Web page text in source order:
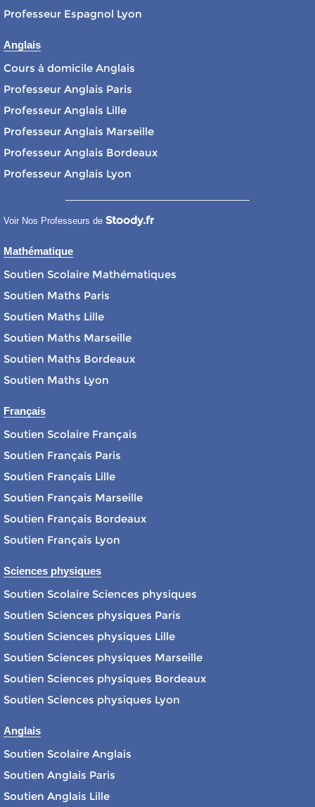
Professeur Espagnol Lyon
Anglais
Cours à domicile Anglais
Professeur Anglais Paris
Professeur Anglais Lille
Professeur Anglais Marseille
Professeur Anglais Bordeaux
Professeur Anglais Lyon
Voir Nos Professeurs de Stoody.fr
Mathématique
Soutien Scolaire Mathématiques
Soutien Maths Paris
Soutien Maths Lille
Soutien Maths Marseille
Soutien Maths Bordeaux
Soutien Maths Lyon
Français
Soutien Scolaire Français
Soutien Français Paris
Soutien Français Lille
Soutien Français Marseille
Soutien Français Bordeaux
Soutien Français Lyon
Sciences physiques
Soutien Scolaire Sciences physiques
Soutien Sciences physiques Paris
Soutien Sciences physiques Lille
Soutien Sciences physiques Marseille
Soutien Sciences physiques Bordeaux
Soutien Sciences physiques Lyon
Anglais
Soutien Scolaire Anglais
Soutien Anglais Paris
Soutien Anglais Lille